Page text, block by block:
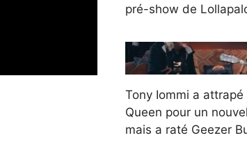
pré-show de
Tony Iommi a
Queen pour un
mais a raté Geezer